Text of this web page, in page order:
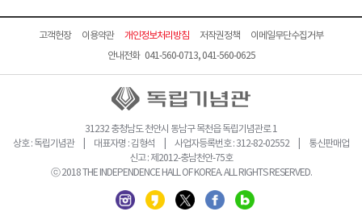
고객헌장 이용약관 개인정보처리방침 저작권정책
이메일무단수집거부
안내전화 041-560-0713, 041-560-0625
31232 충청남도 천안시 동남구 목천읍 독립기념관로 1
상호 : 독립기념관 | 대표자명 : 김형석 | 사업자등록번호 : 312-82-02552 | 통신판매업
신고 : 제2012-충남천안-75호
ⓒ 2018 THE INDEPENDENCE HALL OF KOREA. ALL RIGHTS RESERVED.